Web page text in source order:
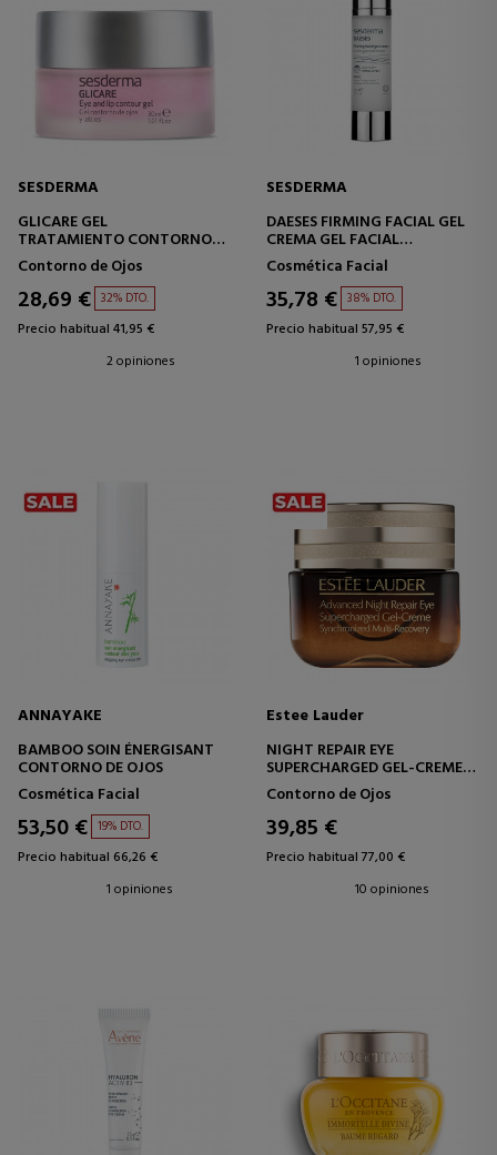
SESDERMA
GLICARE GEL
TRATAMIENTO CONTORNO
DE OJOS Y LABIOS
Contorno de Ojos
28,69 € 32% DTO.
Precio habitual 41,95 €
2 opiniones
SESDERMA
DAESES FIRMING FACIAL GEL
CREMA GEL FACIAL
REAFIRMANTE
Cosmética Facial
35,78 € 38% DTO.
Precio habitual 57,95 €
1 opiniones
ANNAYAKE
BAMBOO SOIN ÉNERGISANT
CONTORNO DE OJOS
Cosmética Facial
53,50 € 19% DTO.
Precio habitual 66,26 €
1 opiniones
Estee Lauder
NIGHT REPAIR EYE
SUPERCHARGED GEL-CREME
CONTORNO DE OJOS
ADVANCED
Contorno de Ojos
39,85 €
Precio habitual 77,00 €
10 opiniones